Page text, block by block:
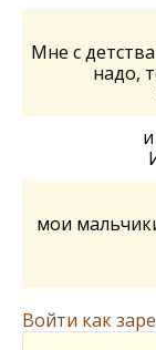
Мне с
надо,
мои
Войти как